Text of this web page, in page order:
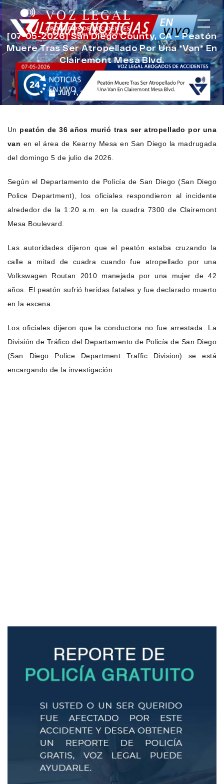
[07-05-2026] San Diego County, CA – Peatón
Muere Tras Ser Atropellado Por Una *Van* En
Clairemont Mesa Blvd.
July 7, 2026 Noticias de Accidentes
Un peatón de 36 años murió tras ser atropellado por una
van en el área de Kearny Mesa en San Diego la madrugada
del domingo 5 de julio de 2026.
Según el Departamento de Policía de San Diego (San Diego
Police Department), los oficiales respondieron al incidente
alrededor de la 1:20 a.m. en la cuadra 7300 de Clairemont
Mesa Boulevard.
Las autoridades dijeron que el peatón estaba cruzando la
calle a mitad de cuadra cuando fue atropellado por una
Volkswagen Routan 2010 manejada por una mujer de 42
años. El peatón sufrió heridas fatales y fue declarado muerto
en la escena.
Los oficiales dijeron que la conductora no fue arrestada. La
División de Tráfico del Departamento de Policía de San Diego
(San Diego Police Department Traffic Division) se está
encargando de la investigación.